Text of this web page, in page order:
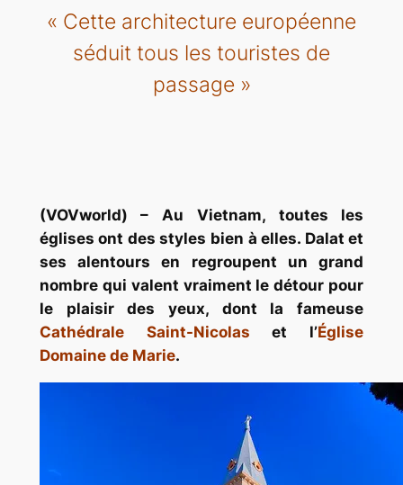
« Cette architecture européenne
séduit tous les touristes de
passage »
(VOVworld) – Au Vietnam, toutes les
églises ont des styles bien à elles. Dalat et
ses alentours en regroupent un grand
nombre qui valent vraiment le détour pour
le plaisir des yeux, dont la fameuse
Cathédrale Saint-Nicolas et l’Église
Domaine de Marie.